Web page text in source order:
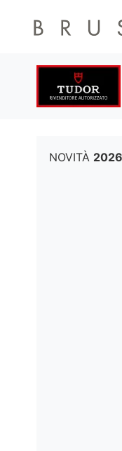
NOVITÀ 2026